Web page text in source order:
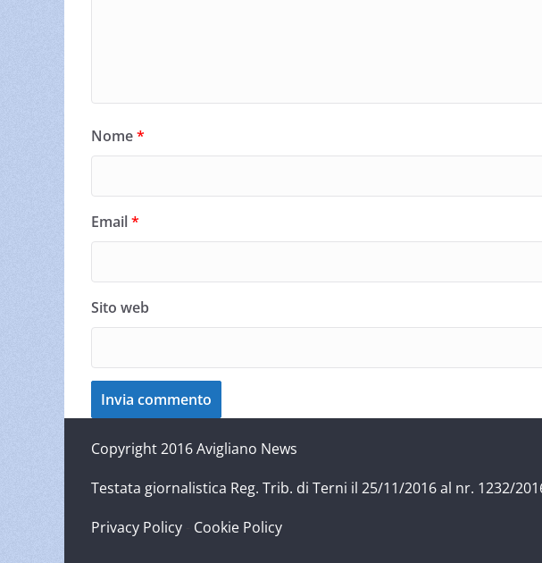
Nome*
Email*
Sito web
Copyright 2016 Avigliano News
Testata giornalistica Reg. Trib. di Terni il 25/11/2016 al nr. 1232/
Privacy Policy
Cookie Policy